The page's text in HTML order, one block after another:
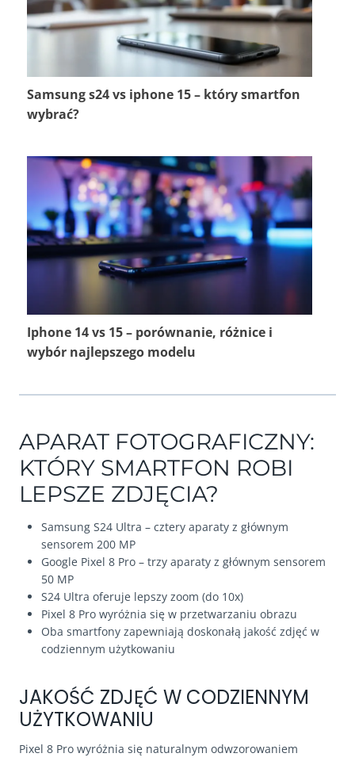
Samsung s24 vs iphone 15 – który smartfon
wybrać?
Iphone 14 vs 15 – porównanie, różnice i
wybór najlepszego modelu
APARAT FOTOGRAFICZNY:
KTÓRY SMARTFON ROBI
LEPSZE ZDJĘCIA?
Samsung S24 Ultra – cztery aparaty z głównym
sensorem 200 MP
Google Pixel 8 Pro – trzy aparaty z głównym sensorem
50 MP
S24 Ultra oferuje lepszy zoom (do 10x)
Pixel 8 Pro wyróżnia się w przetwarzaniu obrazu
Oba smartfony zapewniają doskonałą jakość zdjęć w
codziennym użytkowaniu
JAKOŚĆ ZDJĘĆ W CODZIENNYM
UŻYTKOWANIU
Pixel 8 Pro wyróżnia się naturalnym odwzorowaniem